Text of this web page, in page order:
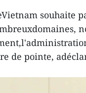
souhaite
de pointe,